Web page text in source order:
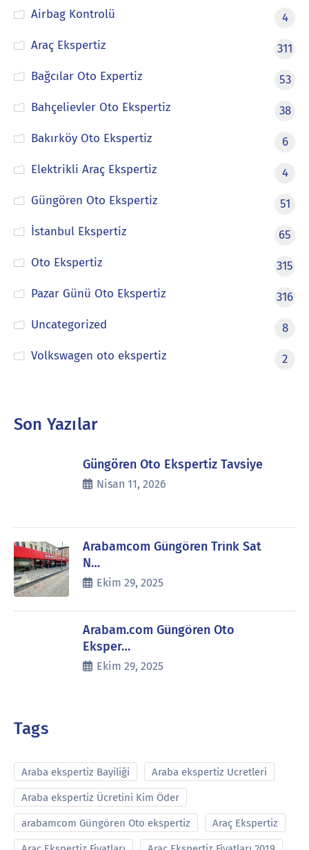
Airbag Kontrolü
4
Araç Ekspertiz
311
Bağcılar Oto Expertiz
53
Bahçelievler Oto Ekspertiz
38
Bakırköy Oto Ekspertiz
6
Elektrikli Araç Ekspertiz
4
Güngören Oto Ekspertiz
51
İstanbul Ekspertiz
65
Oto Ekspertiz
315
Pazar Günü Oto Ekspertiz
316
Uncategorized
8
Volkswagen oto ekspertiz
2
Son Yazılar
Güngören Oto Ekspertiz Tavsiye
Nisan 11, 2026
Arabamcom Güngören Trink Sat
N…
Ekim 29, 2025
Arabam.com Güngören Oto
Eksper…
Ekim 29, 2025
Tags
Araba ekspertiz Bayiliği Araba ekspertiz Ucretleri
Araba ekspertiz Ücretini Kim Öder
arabamcom Güngören Oto ekspertiz Araç Ekspertiz